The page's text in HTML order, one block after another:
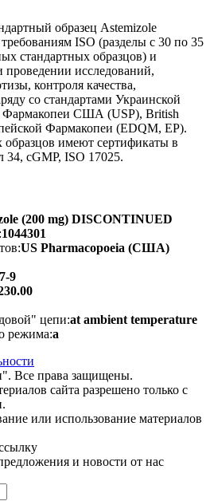
образец Astemizole
ISO (разделы с 30 по 35
стандартных образцов) и
проведении исследований,
контроля качества,
со стандартами Украинской
США (USP), British
Фармакопеи (EDQM, EP).
имеют сертификаты в
34, cGMP, ISO 17025.
(200 mg) DISCONTINUED
1044301
US Pharmacopoeia (США)
9
цепи:at ambient temperature
режима:a
Все права защищены.
сайта разрешено только с
или использование материалов
и новости от нас